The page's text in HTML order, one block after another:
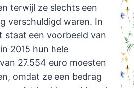
terwijl ze slechts een
verschuldigd waren. In
staat een voorbeeld van
2015 hun hele
27.554 euro moesten
omdat ze een bedrag